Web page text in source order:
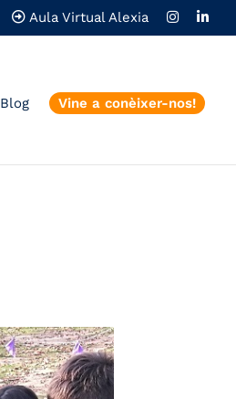
Aula Virtual Alexia
Blog Vine a conèixer-nos!